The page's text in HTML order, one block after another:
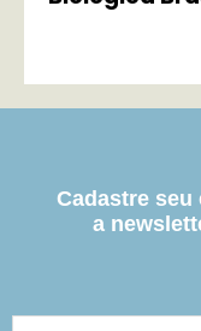
Cadastre seu
a